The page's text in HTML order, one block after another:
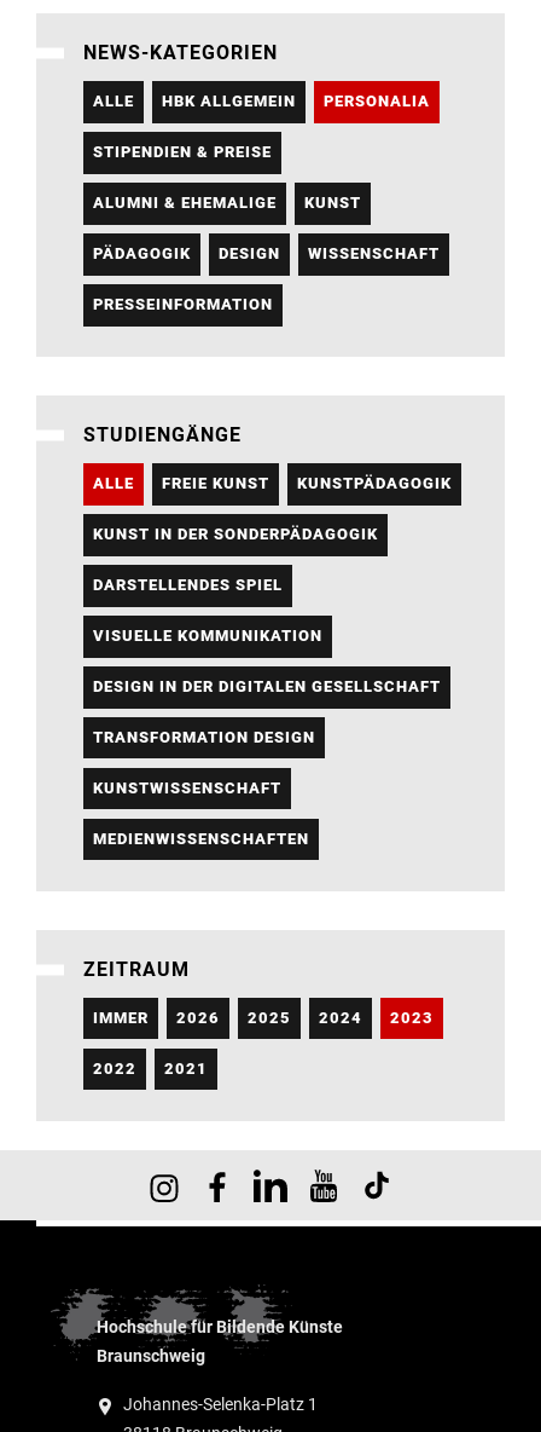
NEWS-KATEGORIEN
ALLE HBK ALLGEMEIN PERSONALIA
STIPENDIEN & PREISE
ALUMNI & EHEMALIGE KUNST
PÄDAGOGIK DESIGN WISSENSCHAFT
PRESSEINFORMATION
STUDIENGÄNGE
ALLE FREIE KUNST KUNSTPÄDAGOGIK
KUNST IN DER SONDERPÄDAGOGIK
DARSTELLENDES SPIEL
VISUELLE KOMMUNIKATION
DESIGN IN DER DIGITALEN GESELLSCHAFT
TRANSFORMATION DESIGN
KUNSTWISSENSCHAFT
MEDIENWISSENSCHAFTEN
ZEITRAUM
IMMER 2026 2025 2024 2023
2022 2021
Hochschule für Bildende Künste
Braunschweig
Johannes-Selenka-Platz 1